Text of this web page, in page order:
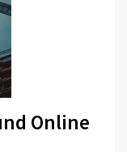
Online